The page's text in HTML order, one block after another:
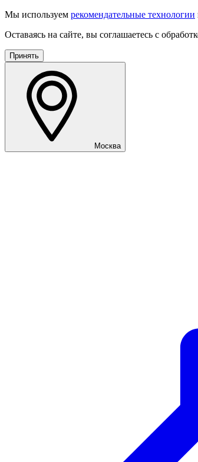
Мы используем рекомендательные технологии
Оставаясь на сайте, вы соглашаетесь с
Принять
Москва